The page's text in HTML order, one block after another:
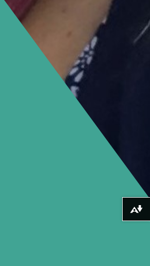
Lawrlwytho fformatau amgen ...